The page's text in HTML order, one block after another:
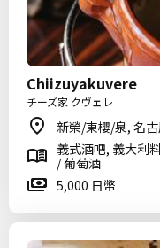
Chiizuyakuvere
チーズ家 クヴェレ
新榮/東櫻/泉, 名
義式酒吧, 義大利
/ 葡萄酒
5,000 日幣